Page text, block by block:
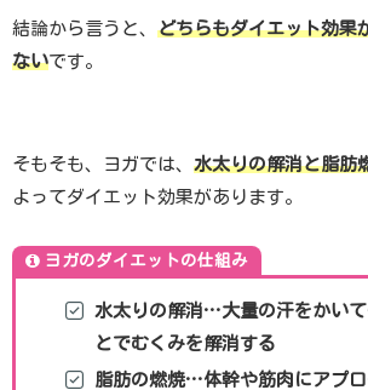
結論から言うと、 どちらもダイエット効果
ないです。
そもそも、ヨガでは、 水太りの解消と脂肪
よってダイエット効果があります。
ヨガのダイエットの仕組み
水太りの解消…大量の汗をかい
とでむくみを解消する
脂肪の燃焼…体幹や筋肉にアプ